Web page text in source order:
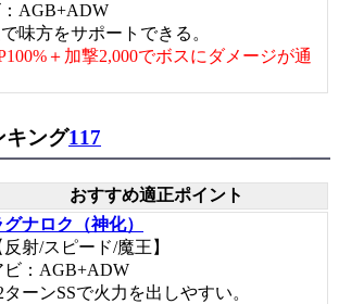
AGB+ADW
味方をサポートできる。
＋加撃2,000でボスにダメージが通
キング117
おすすめ適正ポイント
グナロク（神化）
反射/スピード/魔王】
ビ：AGB+ADW
ターンSSで火力を出しやすい。